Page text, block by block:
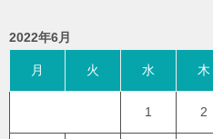
2022年6月
月 火 水 木
1 2